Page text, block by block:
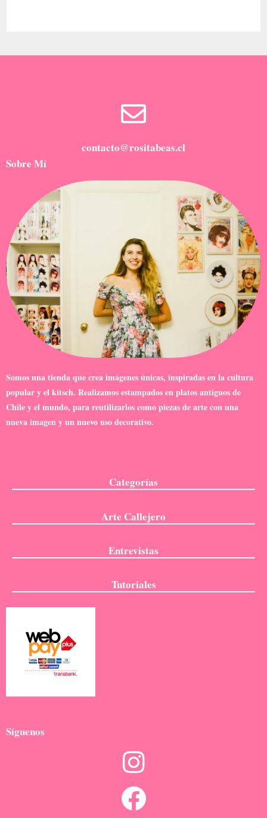
contacto@rositabeas.cl
Sobre Mí
Somos una tienda que crea imágenes únicas, inspiradas en la cultura
popular y el kitsch. Realizamos estampados en platos antiguos de
Chile y el mundo, para reutilizarlos como piezas de arte con una
nueva imagen y un nuevo uso decorativo.
Categorías
Arte Callejero
Entrevistas
Tutoriales
Síguenos